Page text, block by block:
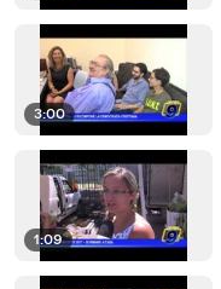
3:00
1:09